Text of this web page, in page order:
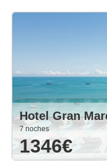
Hotel Gran
7 noches
1346€